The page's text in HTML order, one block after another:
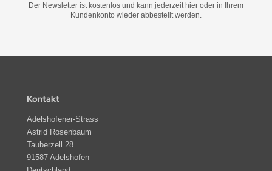
Der Newsletter ist kostenlos und kann jederzeit hier oder in Ihrem
Kundenkonto wieder abbestellt werden.
Kontakt
Adelshofener-Strass
Astrid Rosenbaum
Tauberzell 28
91587 Adelshofen